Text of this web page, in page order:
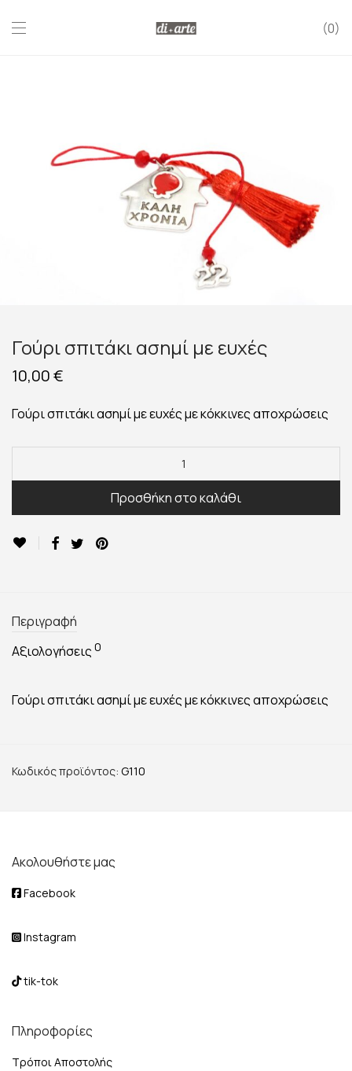
0
Γούρι σπιτάκι ασημί με ευχές
10,00€
Γούρι σπιτάκι ασημί με ευχές με κόκκινες αποχρώσεις
Προσθήκη στο καλάθι
Περιγραφή
Αξιολογήσεις 0
Γούρι σπιτάκι ασημί με ευχές με κόκκινες αποχρώσεις
Κωδικός προϊόντος: G110
Ακολουθήστε μας
Facebook
Instagram
tik-tok
Πληροφορίες
Τρόποι Αποστολής